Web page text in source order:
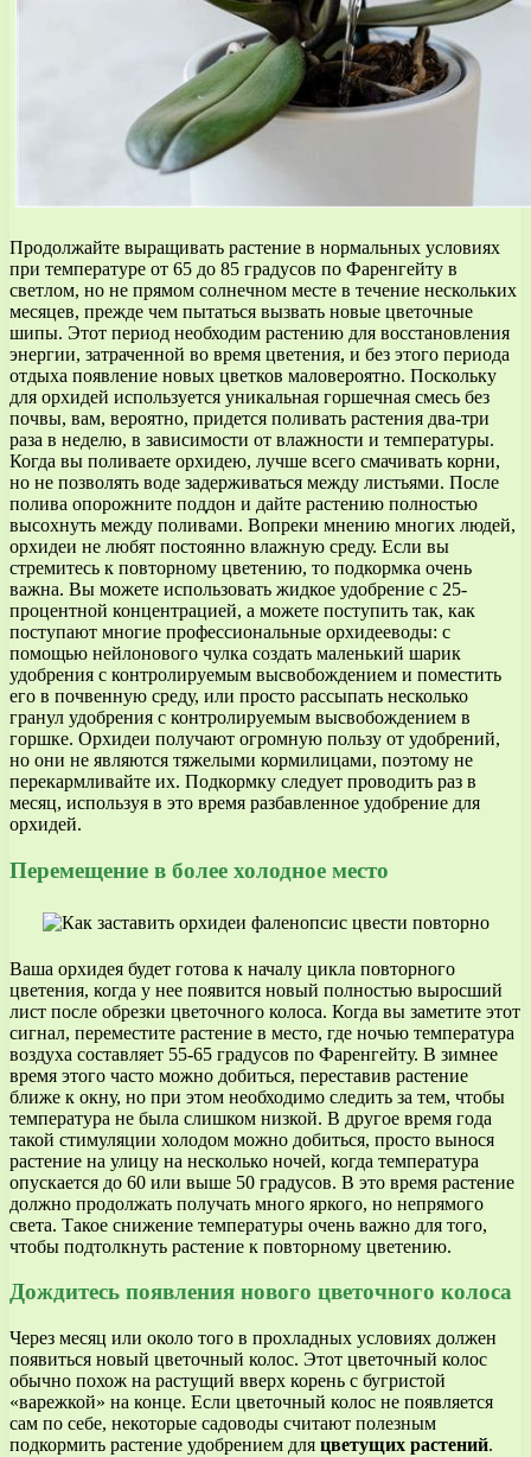
Продолжайте выращивать растение в нормальных условиях
при температуре от 65 до 85 градусов по Фаренгейту в
светлом, но не прямом солнечном месте в течение нескольких
месяцев, прежде чем пытаться вызвать новые цветочные
шипы. Этот период необходим растению для восстановления
энергии, затраченной во время цветения, и без этого периода
отдыха появление новых цветков маловероятно. Поскольку
для орхидей используется уникальная горшечная смесь без
почвы, вам, вероятно, придется поливать растения два-три
раза в неделю, в зависимости от влажности и температуры.
Когда вы поливаете орхидею, лучше всего смачивать корни,
но не позволять воде задерживаться между листьями. После
полива опорожните поддон и дайте растению полностью
высохнуть между поливами. Вопреки мнению многих людей,
орхидеи не любят постоянно влажную среду. Если вы
стремитесь к повторному цветению, то подкормка очень
важна. Вы можете использовать жидкое удобрение с 25-
процентной концентрацией, а можете поступить так, как
поступают многие профессиональные орхидееводы: с
помощью нейлонового чулка создать маленький шарик
удобрения с контролируемым высвобождением и поместить
его в почвенную среду, или просто рассыпать несколько
гранул удобрения с контролируемым высвобождением в
горшке. Орхидеи получают огромную пользу от удобрений,
но они не являются тяжелыми кормилицами, поэтому не
перекармливайте их. Подкормку следует проводить раз в
месяц, используя в это время разбавленное удобрение для
орхидей.
Перемещение в более холодное место
Ваша орхидея будет готова к началу цикла повторного
цветения, когда у нее появится новый полностью выросший
лист после обрезки цветочного колоса. Когда вы заметите этот
сигнал, переместите растение в место, где ночью температура
воздуха составляет 55-65 градусов по Фаренгейту. В зимнее
время этого часто можно добиться, переставив растение
ближе к окну, но при этом необходимо следить за тем, чтобы
температура не была слишком низкой. В другое время года
такой стимуляции холодом можно добиться, просто вынося
растение на улицу на несколько ночей, когда температура
опускается до 60 или выше 50 градусов. В это время растение
должно продолжать получать много яркого, но непрямого
света. Такое снижение температуры очень важно для того,
чтобы подтолкнуть растение к повторному цветению.
Дождитесь появления нового цветочного колоса
Через месяц или около того в прохладных условиях должен
появиться новый цветочный колос. Этот цветочный колос
обычно похож на растущий вверх корень с бугристой
«варежкой» на конце. Если цветочный колос не появляется
сам по себе, некоторые садоводы считают полезным
подкормить растение удобрением для цветущих растений.